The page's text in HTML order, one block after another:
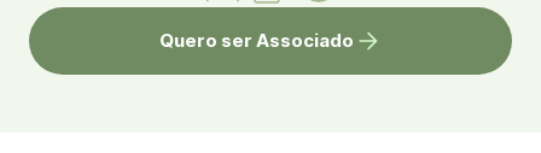
Quero ser Associado